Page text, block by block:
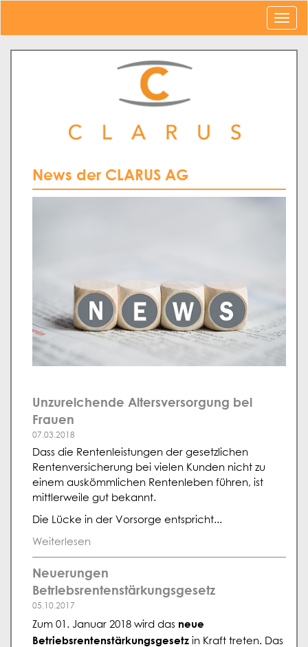
News der CLARUS AG
Unzureichende Altersversorgung bei
Frauen
07.03.2018
Dass die Rentenleistungen der gesetzlichen
Rentenversicherung bei vielen Kunden nicht zu
einem auskömmlichen Rentenleben führen, ist
mittlerweile gut bekannt.
Die Lücke in der Vorsorge entspricht...
Weiterlesen
Neuerungen
Betriebsrentenstärkungsgesetz
05.10.2017
Zum 01. Januar 2018 wird das neue
Betriebsrentenstärkungsgesetz in Kraft treten. Das